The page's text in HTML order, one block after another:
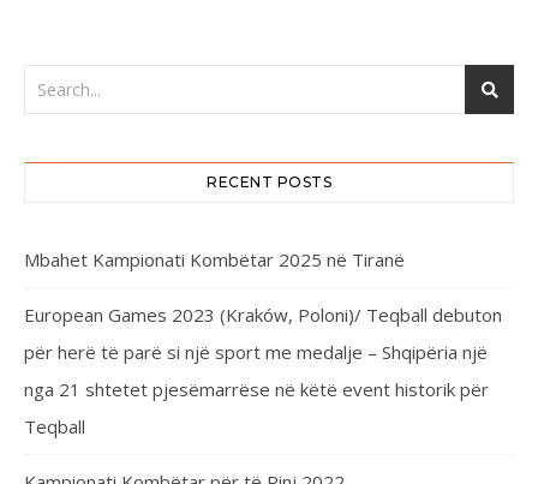
RECENT POSTS
Mbahet Kampionati Kombëtar 2025 në Tiranë
European Games 2023 (Kraków, Poloni)/ Teqball debuton
për herë të parë si një sport me medalje – Shqipëria një
nga 21 shtetet pjesëmarrëse në këtë event historik për
Teqball